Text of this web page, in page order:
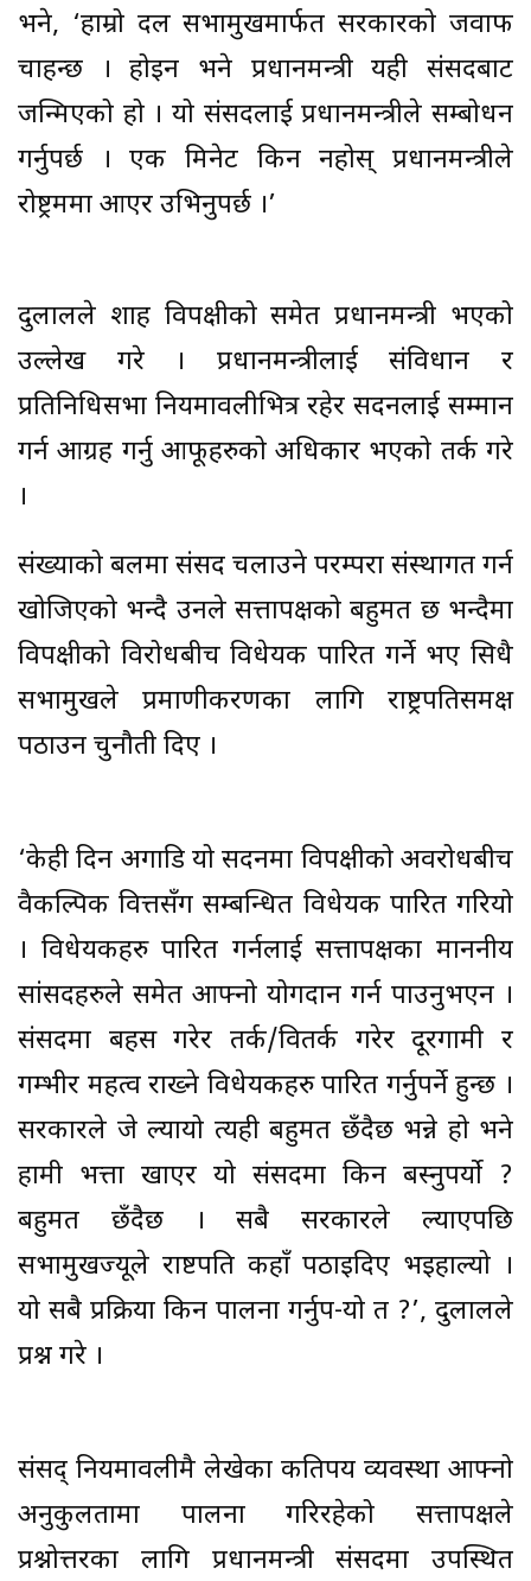
भने, ‘हाम्रो दल सभामुखमार्फत सरकारको जवाफ
चाहन्छ । होइन भने प्रधानमन्त्री यही संसदबाट
जन्मिएको हो । यो संसदलाई प्रधानमन्त्रीले सम्बोधन
गर्नुपर्छ । एक मिनेट किन नहोस् प्रधानमन्त्रीले
रोष्ट्रममा आएर उभिनुपर्छ ।’
दुलालले शाह विपक्षीको समेत प्रधानमन्त्री भएको
उल्लेख गरे । प्रधानमन्त्रीलाई संविधान र
प्रतिनिधिसभा नियमावलीभित्र रहेर सदनलाई सम्मान
गर्न आग्रह गर्नु आफूहरुको अधिकार भएको तर्क गरे
।
संख्याको बलमा संसद चलाउने परम्परा संस्थागत गर्न
खोजिएको भन्दै उनले सत्तापक्षको बहुमत छ भन्दैमा
विपक्षीको विरोधबीच विधेयक पारित गर्ने भए सिधै
सभामुखले प्रमाणीकरणका लागि राष्ट्रपतिसमक्ष
पठाउन चुनौती दिए ।
‘केही दिन अगाडि यो सदनमा विपक्षीको अवरोधबीच
वैकल्पिक वित्तसँग सम्बन्धित विधेयक पारित गरियो
। विधेयकहरु पारित गर्नलाई सत्तापक्षका माननीय
सांसदहरुले समेत आफ्नो योगदान गर्न पाउनुभएन ।
संसदमा बहस गरेर तर्क/वितर्क गरेर दूरगामी र
गम्भीर महत्व राख्ने विधेयकहरु पारित गर्नुपर्ने हुन्छ ।
सरकारले जे ल्यायो त्यही बहुमत छँदैछ भन्ने हो भने
हामी भत्ता खाएर यो संसदमा किन बस्नुपर्यो ?
बहुमत छँदैछ । सबै सरकारले ल्याएपछि
सभामुखज्यूले राष्टपति कहाँ पठाइदिए भइहाल्यो ।
यो सबै प्रक्रिया किन पालना गर्नुप-यो त ?’, दुलालले
प्रश्न गरे ।
संसद् नियमावलीमै लेखेका कतिपय व्यवस्था आफ्नो
अनुकुलतामा पालना गरिरहेको सत्तापक्षले
प्रश्नोत्तरका लागि प्रधानमन्त्री संसदमा उपस्थित